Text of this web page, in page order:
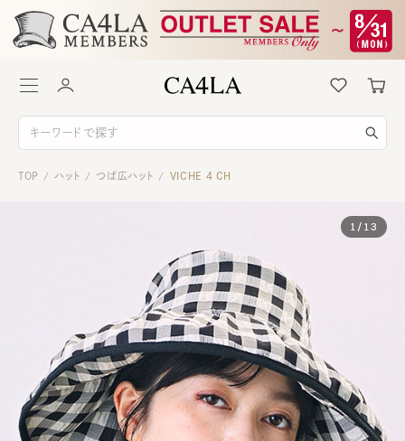
TOP / ハット / つば広ハット / VICHE 4 CH
1 / 13